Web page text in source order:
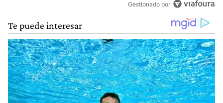
Gestionado por